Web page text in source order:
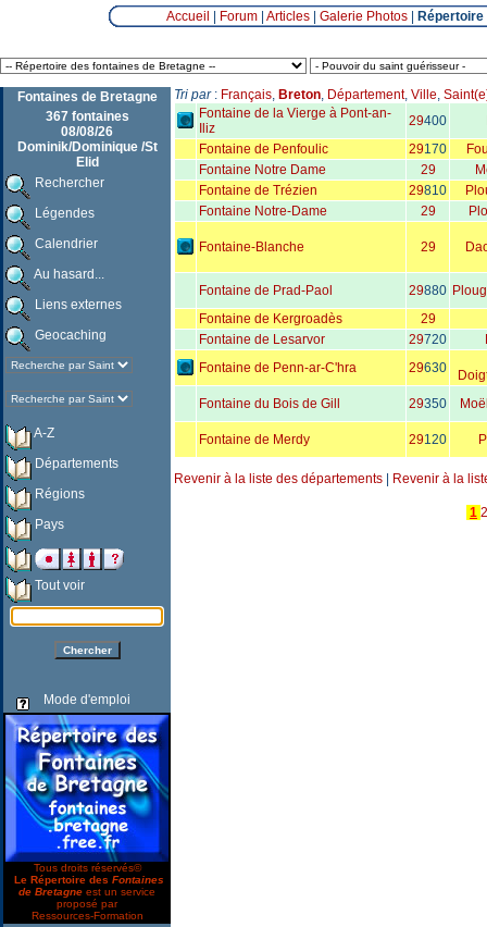
Accueil Forum| Articles| Galerie Photos|
Fontaines de Bretagne
367 fontaines
08/08/26
Dominik/Dominique /St
Elid
Rechercher
Légendes
Calendrier
Au hasard...
Liens externes
Geocaching
A-Z
Départements
Régions
Pays
Tout voir
Mode d'emploi
Tous droits réservés©
Le Répertoire des Fontaines
de Bretagne est un service
proposé par
Ressources-Formation
Tri par: Français, Breton, Département, Ville,
Fontaine de la Vierge à Pont-an-
Iliz
29400
Fontaine de Penfoulic
29170
Fontaine Notre Dame
29
Fontaine de Trézien
29810
Fontaine Notre-Dame
29
Fontaine-Blanche 29
Fontaine de Prad-Paol 29880
Fontaine de Kergroadès
29
Fontaine de Lesarvor
29720
Fontaine de Penn-ar-C'hra
29630
Fontaine du Bois de Gill
29350
Fontaine de Merdy 29120
Revenir à la liste des départements Revenir à la
1 2